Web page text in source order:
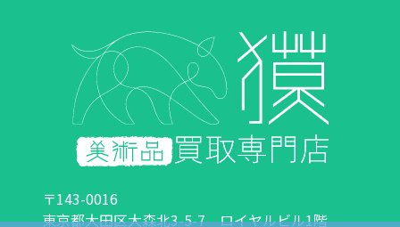
〒143-0016
東京都大田区大森北3-5-7 ロイヤルビル1階